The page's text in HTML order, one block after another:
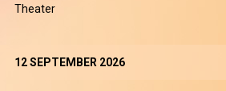
Theater
12 SEPTEMBER 2026